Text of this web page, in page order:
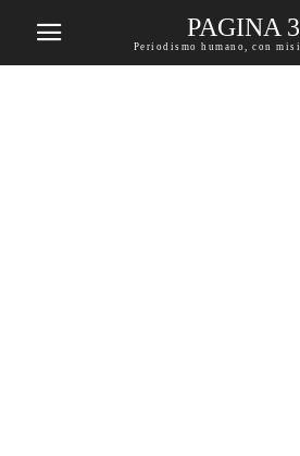
PAGINA 3
Periodismo humano, con